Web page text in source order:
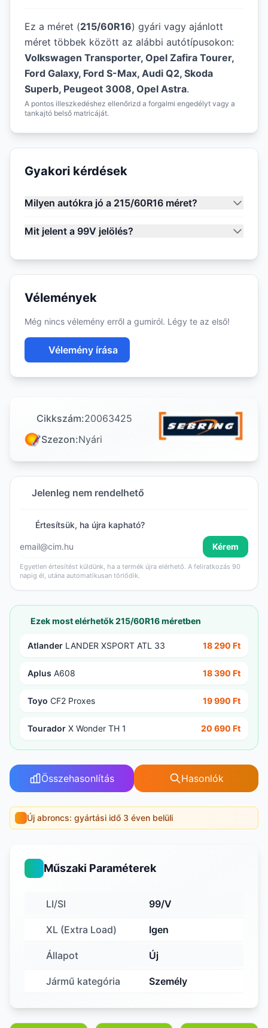
Ez a méret (215/60R16) gyári vagy ajánlott
méret többek között az alábbi autótípusokon:
Volkswagen Transporter, Opel Zafira Tourer,
Ford Galaxy, Ford S-Max, Audi Q2, Skoda
Superb, Peugeot 3008, Opel Astra.
A pontos illeszkedéshez ellenőrizd a forgalmi engedélyt vagy a
tankajtó belső matricáját.
Gyakori kérdések
Milyen autókra jó a 215/60R16 méret?
Mit jelent a 99V jelölés?
Vélemények
Még nincs vélemény erről a gumiról. Légy te az első!
Vélemény írása
Cikkszám:20063425
Szezon:Nyári
Jelenleg nem rendelhető
Értesítsük, ha újra kapható?
Kérem
Egyetlen értesítést küldünk, ha a termék újra elérhető. A feliratkozás 90
napig él, utána automatikusan törlődik.
Ezek most elérhetők 215/60R16 méretben
Atlander LANDER XSPORT ATL 33 18 290 Ft
Aplus A608 18 390 Ft
Toyo CF2 Proxes 19 990 Ft
Tourador X Wonder TH 1 20 690 Ft
Összehasonlítás Hasonlók
Új abroncs: gyártási idő 3 éven belüli
Műszaki Paraméterek
LI/SI 99/V
XL (Extra Load) Igen
Állapot Új
Jármű kategória Személy